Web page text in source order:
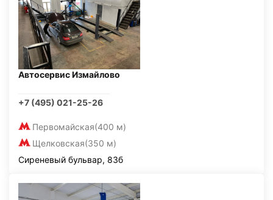
Автосервис Измайлово
+7 (495) 021-25-26
Первомайская(400 м)
Щелковская(350 м)
Сиреневый бульвар, 83б